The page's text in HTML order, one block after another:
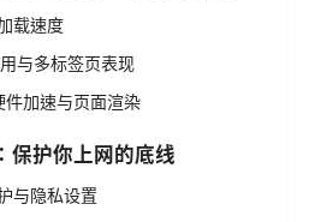
载速度
与多标签页表现
件加速与页面渲染
保护你上网的底线
与隐私设置